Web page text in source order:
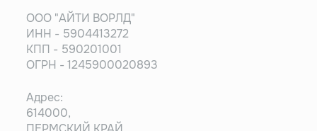
ООО "АЙТИ ВОРЛД"
ИНН - 5904413272
КПП - 590201001
ОГРН - 1245900020893
Адрес:
614000,